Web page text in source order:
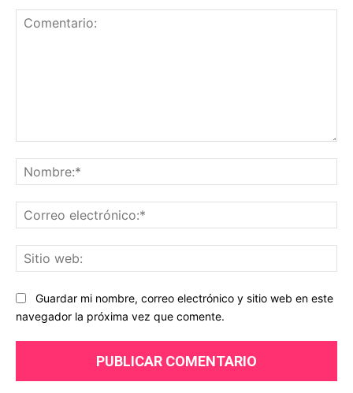
Guardar mi nombre, correo electrónico y sitio web en este
navegador la próxima vez que comente.